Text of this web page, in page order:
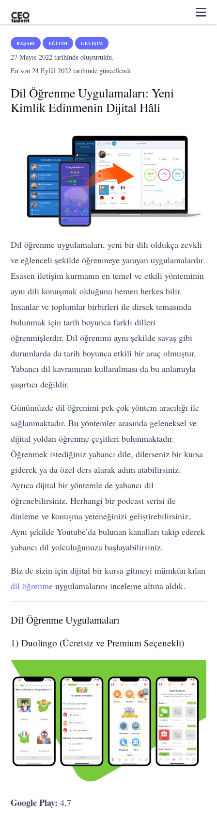
BAŞARI EĞITIM GELIŞIM
27 Mayıs 2022 tarihinde oluşturuldu.
En son24 Eylül 2022 tarihinde güncellendi
Dil Öğrenme Uygulamaları: Yeni
Kimlik Edinmenin Dijital Hâli
Dil öğrenme uygulamaları, yeni bir dili oldukça zevkli
ve eğlenceli şekilde öğrenmeye yarayan uygulamalardır.
Esasen iletişim kurmanın en temel ve etkili yönteminin
aynı dili konuşmak olduğunu hemen herkes bilir.
İnsanlar ve toplumlar birbirleri ile dirsek temasında
bulunmak için tarih boyunca farklı dilleri
öğrenmişlerdir. Dil öğrenimi aynı şekilde savaş gibi
durumlarda da tarih boyunca etkili bir araç olmuştur.
Yabancı dil kavramının kullanılması da bu anlamıyla
şaşırtıcı değildir.
Günümüzde dil öğrenimi pek çok yöntem aracılığı ile
sağlanmaktadır. Bu yöntemler arasında geleneksel ve
dijital yoldan öğrenme çeşitleri bulunmaktadır.
Öğrenmek istediğiniz yabancı dile, dilerseniz bir kursa
giderek ya da özel ders alarak adım atabilirsiniz.
Ayrıca dijital bir yöntemle de yabancı dil
öğrenebilirsiniz. Herhangi bir podcast serisi ile
dinleme ve konuşma yeteneğinizi geliştirebilirsiniz.
Aynı şekilde Youtube’da bulunan kanalları takip ederek
yabancı dil yolculuğunuza başlayabilirsiniz.
Biz de sizin için dijital bir kursa gitmeyi mümkün kılan
dil öğrenme uygulamalarını inceleme altına aldık.
Dil Öğrenme Uygulamaları
1) Duolingo (Ücretsiz ve Premium Seçenekli)
Google Play: 4,7